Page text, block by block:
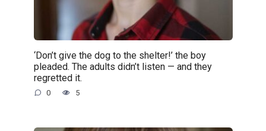
‘Don’t give the dog to the shelter!’ the boy
pleaded. The adults didn’t listen — and they
regretted it.
0 5